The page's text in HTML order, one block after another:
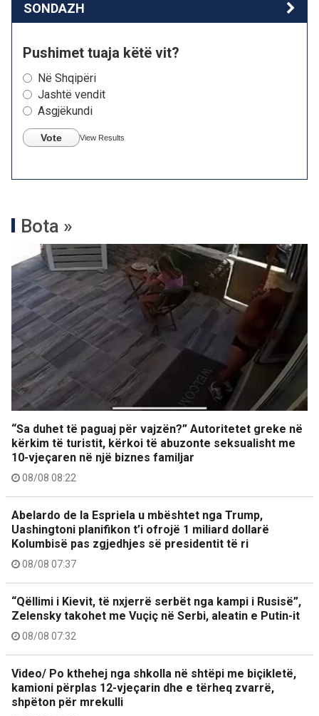
SONDAZH
Pushimet tuaja këtë vit?
Në Shqipëri
Jashtë vendit
Asgjëkundi
Vote View Results
Bota »
“Sa duhet të paguaj për vajzën?” Autoritetet greke në
kërkim të turistit, kërkoi të abuzonte seksualisht me
10-vjeçaren në një biznes familjar
08/08 08:22
Abelardo de la Espriela u mbështet nga Trump,
Uashingtoni planifikon t’i ofrojë 1 miliard dollarë
Kolumbisë pas zgjedhjes së presidentit të ri
08/08 07:37
“Qëllimi i Kievit, të nxjerrë serbët nga kampi i Rusisë”,
Zelensky takohet me Vuçiç në Serbi, aleatin e Putin-it
08/08 07:32
Video/ Po kthehej nga shkolla në shtëpi me biçikletë,
kamioni përplas 12-vjeçarin dhe e tërheq zvarrë,
shpëton për mrekulli